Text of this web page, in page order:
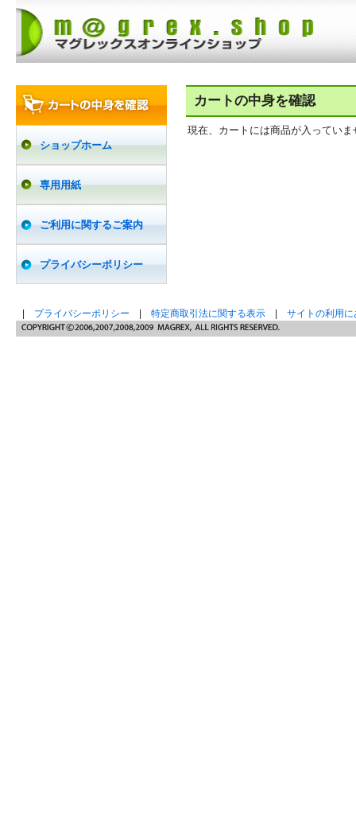
ショップホーム
専用用紙
ご利用に関するご案内
プライバシーポリシー
カートの中身を確認
現在、カートには商品が入っていま
プライバシーポリシー 特定商取引法に関する表示 サイトの利用に